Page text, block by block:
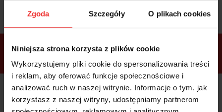
Zgoda Szczegóły O plikach cookies
Niniejsza strona korzysta z plików cookie
Wykorzystujemy pliki cookie do spersonalizowania treści
i reklam, aby oferować funkcje społecznościowe i
analizować ruch w naszej witrynie. Informacje o tym, jak
korzystasz z naszej witryny, udostępniamy partnerom
Sprawdź bonusyi wybierz bilet
ramach
pakietów
VIP Premium
Kolacja z prelegentami i before
party (Hotel Sheraton, 27.10) tylko
wbilecie ALLPASS VIP
Dostępne
tylko w
bilecie